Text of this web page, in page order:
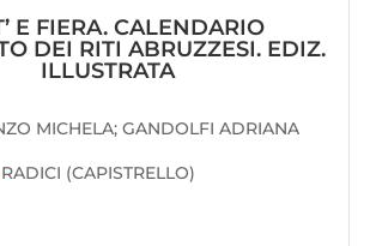
E FIERA. CALENDARIO
DEI RITI ABRUZZESI. EDIZ.
ILLUSTRATA
MICHELA; GANDOLFI ADRIANA
RADICI (CAPISTRELLO)